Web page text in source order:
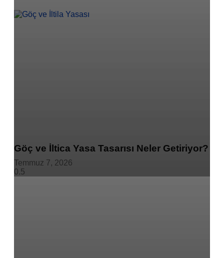
Göç ve İltica Yasa Tasarısı Neler Getiriyor?
Temmuz 7, 2026